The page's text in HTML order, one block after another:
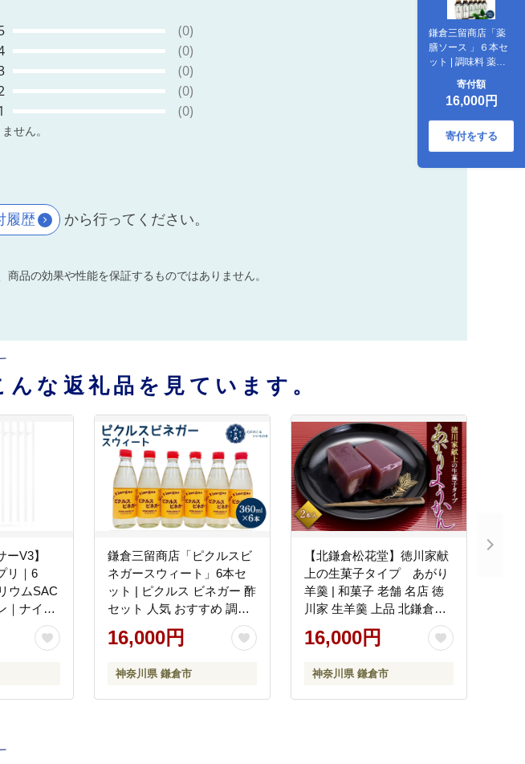
鎌倉三留商店「薬
膳ソース 」６本セ
ット | 調味料 薬膳
ット商品 料理 ヘル
シー 自然食品 栄養
人気 おすすめ 送料
無料 神奈川 鎌倉
寄付額
16,000円
寄付をする
(0)
(0)
(0)
(0)
(0)
せん。
履歴 から行ってください。
品の効果や性能を保証するものではありません。
な返礼品を見ています。
ーV3】
リ｜6
ウムSAC
｜ナイト
鎌倉三留商店「ピクルスビ
ネガースウィート」6本セ
ット | ピクルス ビネガー 酢
セット 人気 おすすめ 調味
料 ギフト プレゼント 健康
送料無料 神奈川 鎌倉
16,000円
神奈川県 鎌倉市
【北鎌倉松花堂】徳川家献
上の生菓子タイプ あがり
羊羹 | 和菓子 老舗 名店 徳
川家 生羊羹 上品 北鎌倉銘
菓 茶菓子 贈答用 人気 おす
すめ 羊羹 和菓子 甘味 茶道
川 鎌倉
16,000円
神奈川県 鎌倉市